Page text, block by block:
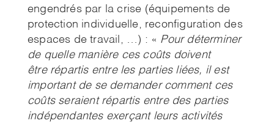
engendrés par la crise (équipements de
protection individuelle, reconfiguration des
espaces de travail, …) : « Pour déterminer
de quelle manière ces coûts doivent
être répartis entre les parties liées, il est
important de se demander comment ces
coûts seraient répartis entre des parties
indépendantes exerçant leurs activités